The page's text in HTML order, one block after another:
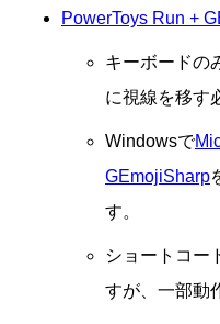
PowerToys Run +
キーボードの
に視線を移す
Windowsで
GEmojiSharp
す。
ショートコー
すが、一部動